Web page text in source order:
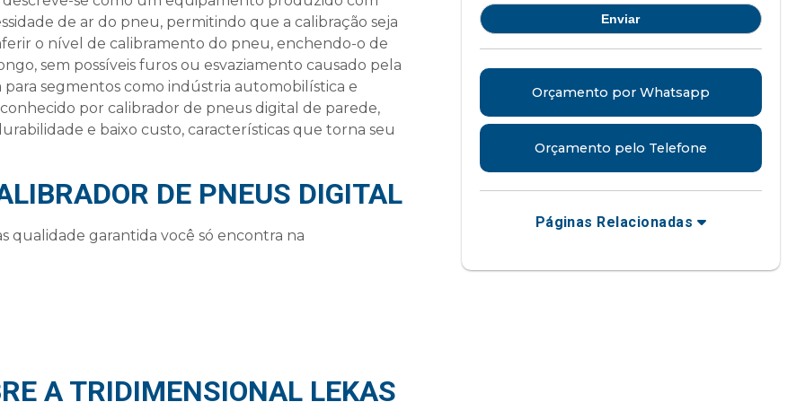
de ar do pneu, permitindo que a calibração seja
o nível de calibramento do pneu, enchendo-o de
sem possíveis furos ou esvaziamento causado pela
segmentos como indústria automobilística e
por calibrador de pneus digital de parede,
e baixo custo, características que torna seu
DE PNEUS DIGITAL
qualidade garantida você só encontra na
A TRIDIMENSIONAL LEKAS
Orçamento por Whatsapp
Orçamento pelo Telefone
Páginas Relacionadas